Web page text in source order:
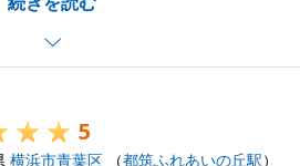
問を頂き、スムーズに進めるこ
がとうございました。
5
横浜市青葉区 （都筑ふれあいの丘駅）